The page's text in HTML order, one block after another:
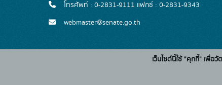
โทรศัพท์ : 0-2831-9111 แฟกซ์ : 0-2831-9343
webmaster@senate.go.th
เว็บไซต์นี้ใช้ "คุกกี้" เพื่อ